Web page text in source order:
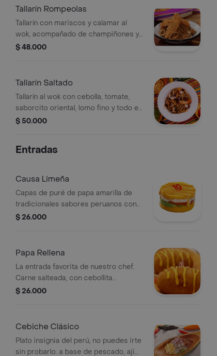
Tallarín Rompeolas
Tallarín con mariscos y calamar al
wok, acompañado de champiñones y
verduras, bañados en salsa de ostión,
$ 48.000
Tallarín Saltado
Tallarín al wok con cebolla, tomate,
saborcito oriental, lomo fino y todo el
cariño de la casa.
$ 50.000
Entradas
Causa Limeña
Capas de puré de papa amarilla de
tradicionales sabores peruanos con
pollo.
$ 26.000
Papa Rellena
La entrada favorita de nuestro chef.
Carne salteada, con cebollita
caramelizada y toques de ají panca.
$ 26.000
Cebiche Clásico
Plato insignia del perú, no puedes irte
sin probarlo. a base de pescado, ají